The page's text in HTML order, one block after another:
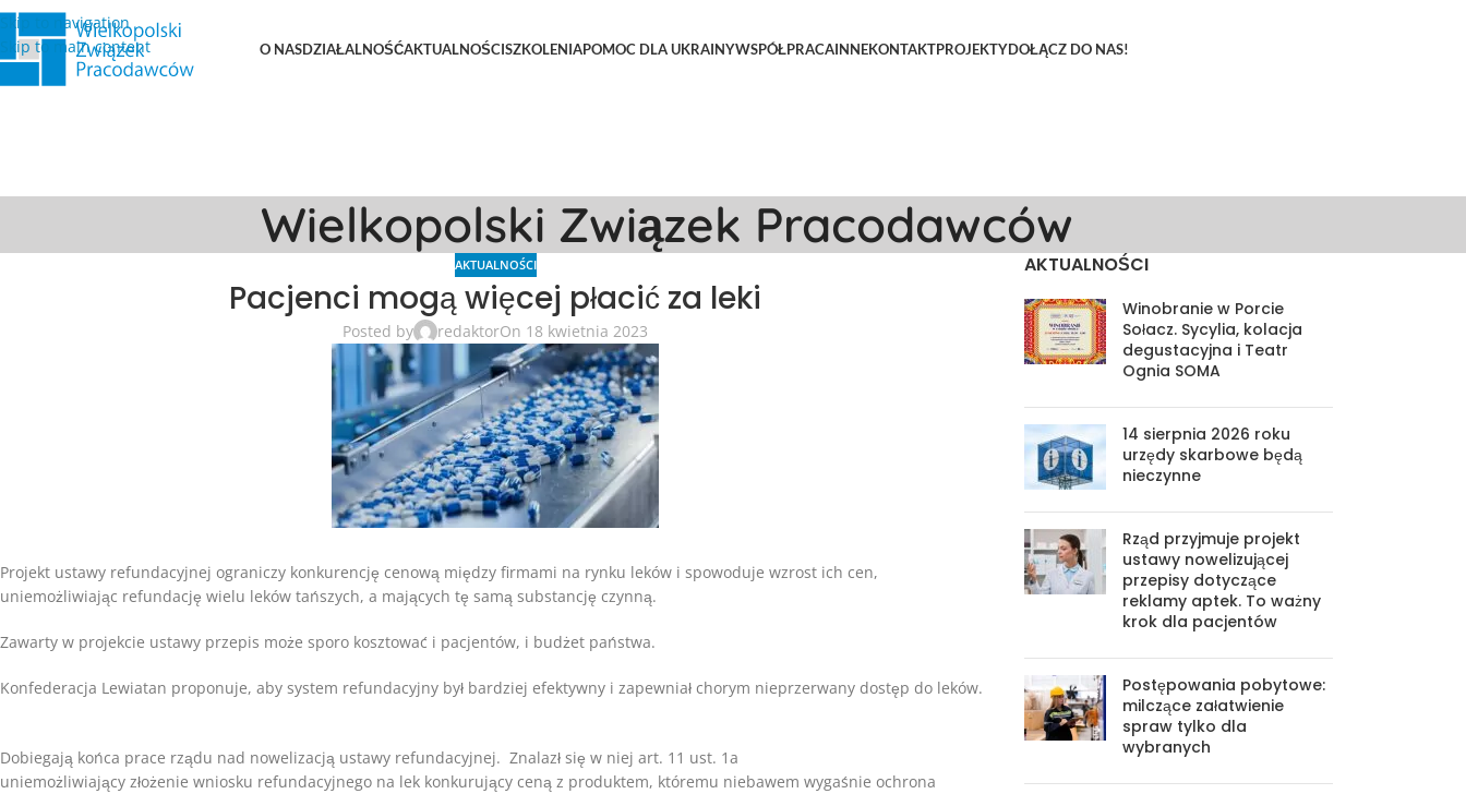
Skip to navigation
Skip to main content
O NASDZIAŁALNOŚĆAKTUALNOŚCISZKOLENIAPOMOC DLA UKRAINYWSPÓŁPRACAINNEKONTAKTPROJEKTYDOŁĄCZ DO NAS!
Wielkopolski Związek Pracodawców
AKTUALNOŚCI
Pacjenci mogą więcej płacić za leki
Posted by redaktorOn 18 kwietnia 2023
Projekt ustawy refundacyjnej ograniczy konkurencję cenową między firmami na rynku leków i spowoduje wzrost ich cen,
uniemożliwiając refundację wielu leków tańszych, a mających tę samą substancję czynną.
Zawarty w projekcie ustawy przepis może sporo kosztować i pacjentów, i budżet państwa.
Konfederacja Lewiatan proponuje, aby system refundacyjny był bardziej efektywny i zapewniał chorym nieprzerwany dostęp do leków.
Dobiegają końca prace rządu nad nowelizacją ustawy refundacyjnej. Znalazł się w niej art. 11 ust. 1a
uniemożliwiający złożenie wniosku refundacyjnego na lek konkurujący ceną z produktem, któremu niebawem wygaśnie ochrona
AKTUALNOŚCI
Winobranie w Porcie
Sołacz. Sycylia, kolacja
degustacyjna i Teatr
Ognia SOMA
14 sierpnia 2026 roku
urzędy skarbowe będą
nieczynne
Rząd przyjmuje projekt
ustawy nowelizującej
przepisy dotyczące
reklamy aptek. To ważny
krok dla pacjentów
Postępowania pobytowe:
milczące załatwienie
spraw tylko dla
wybranych